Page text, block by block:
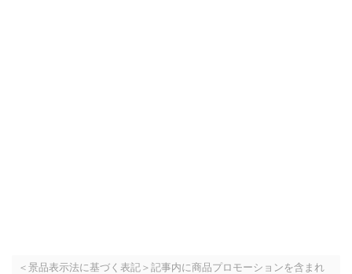
＜景品表示法に基づく表記＞記事内に商品プロモーションを含まれ